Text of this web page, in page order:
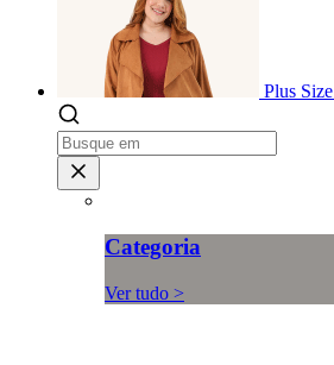
Plus Size
Categoria
Ver tudo >